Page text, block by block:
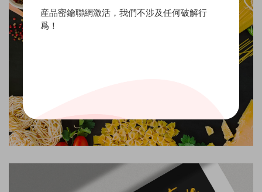
産品密鑰聯網激活，我們不涉及任何破解行
爲！